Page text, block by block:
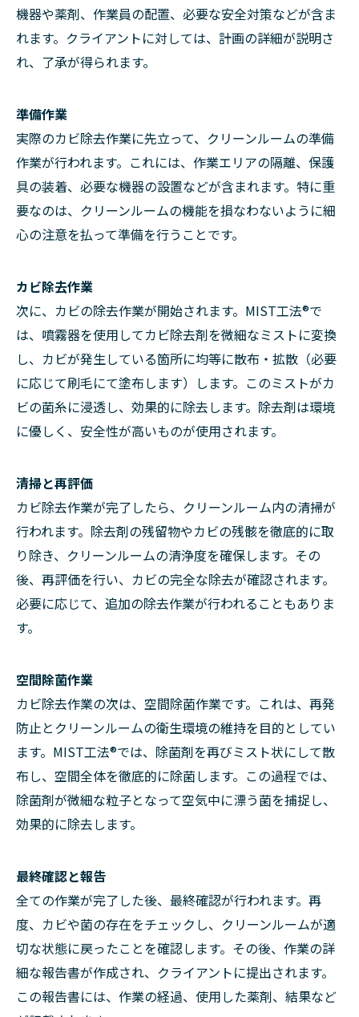
機器や薬剤、作業員の配置、必要な安全対策などが含ま
れます。クライアントに対しては、計画の詳細が説明さ
れ、了承が得られます。
準備作業
実際のカビ除去作業に先立って、クリーンルームの準備
作業が行われます。これには、作業エリアの隔離、保護
具の装着、必要な機器の設置などが含まれます。特に重
要なのは、クリーンルームの機能を損なわないように細
心の注意を払って準備を行うことです。
カビ除去作業
次に、カビの除去作業が開始されます。MIST工法®で
は、噴霧器を使用してカビ除去剤を微細なミストに変換
し、カビが発生している箇所に均等に散布・拡散（必要
に応じて刷毛にて塗布します）します。このミストがカ
ビの菌糸に浸透し、効果的に除去します。除去剤は環境
に優しく、安全性が高いものが使用されます。
清掃と再評価
カビ除去作業が完了したら、クリーンルーム内の清掃が
行われます。除去剤の残留物やカビの残骸を徹底的に取
り除き、クリーンルームの清浄度を確保します。その
後、再評価を行い、カビの完全な除去が確認されます。
必要に応じて、追加の除去作業が行われることもありま
す。
空間除菌作業
カビ除去作業の次は、空間除菌作業です。これは、再発
防止とクリーンルームの衛生環境の維持を目的としてい
ます。MIST工法®では、除菌剤を再びミスト状にして散
布し、空間全体を徹底的に除菌します。この過程では、
除菌剤が微細な粒子となって空気中に漂う菌を捕捉し、
効果的に除去します。
最終確認と報告
全ての作業が完了した後、最終確認が行われます。再
度、カビや菌の存在をチェックし、クリーンルームが適
切な状態に戻ったことを確認します。その後、作業の詳
細な報告書が作成され、クライアントに提出されます。
この報告書には、作業の経過、使用した薬剤、結果など